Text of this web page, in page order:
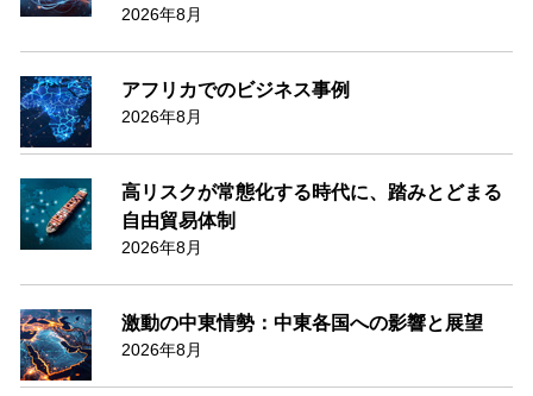
2026年8月
アフリカでのビジネス事例
2026年8月
高リスクが常態化する時代に、踏みとどまる
自由貿易体制
2026年8月
激動の中東情勢：中東各国への影響と展望
2026年8月